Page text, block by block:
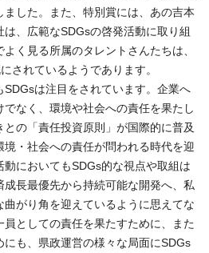
した。また、特別賞には、あの吉本
、広範なSDGsの啓発活動に取り組
く見る所属のタレントさんたちは、
されているようであります。
SDGsは注目をされています。企業へ
なく、環境や社会への責任を果たし
の「責任投資原則」が国際的に普及
境・社会への責任が問われる時代を迎
においてもSDGs的な視点や取組は
長最優先から持続可能な開発へ、私
がり角を迎えているように思えてな
員としての責任を果たすために、また
も、県政運営の様々な局面にSDGs